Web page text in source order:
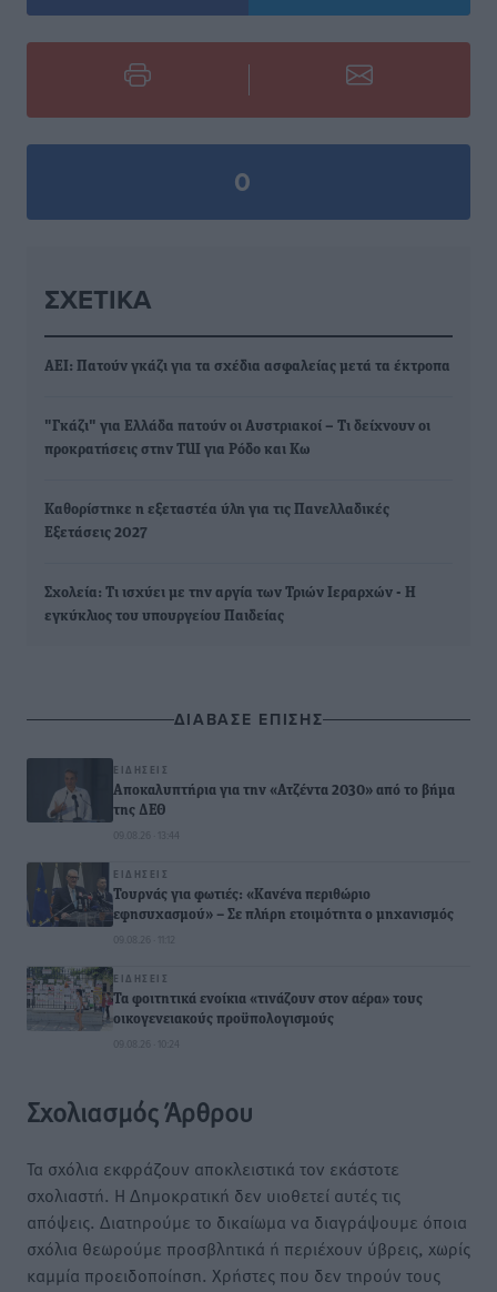
0
ΣΧΕΤΙΚΆ
ΑΕΙ: Πατούν γκάζι για τα σχέδια ασφαλείας μετά τα έκτροπα
"Γκάζι" για Ελλάδα πατούν οι Αυστριακοί – Τι δείχνουν οι
προκρατήσεις στην TUI για Ρόδο και Κω
Καθορίστηκε η εξεταστέα ύλη για τις Πανελλαδικές
Εξετάσεις 2027
Σχολεία: Τι ισχύει με την αργία των Τριών Ιεραρχών - Η
εγκύκλιος του υπουργείου Παιδείας
ΔΙΑΒΑΣΕ ΕΠΙΣΗΣ
ΕΙΔΉΣΕΙΣ
Αποκαλυπτήρια για την «Ατζέντα 2030» από το βήμα
της ΔΕΘ
09.08.26 · 13:44
ΕΙΔΉΣΕΙΣ
Τουρνάς για φωτιές: «Κανένα περιθώριο
εφησυχασμού» – Σε πλήρη ετοιμότητα ο μηχανισμός
09.08.26 · 11:12
ΕΙΔΉΣΕΙΣ
Τα φοιτητικά ενοίκια «τινάζουν στον αέρα» τους
οικογενειακούς προϋπολογισμούς
09.08.26 · 10:24
Σχολιασμός Άρθρου
Τα σχόλια εκφράζουν αποκλειστικά τον εκάστοτε
σχολιαστή. Η Δημοκρατική δεν υιοθετεί αυτές τις
απόψεις. Διατηρούμε το δικαίωμα να διαγράψουμε όποια
σχόλια θεωρούμε προσβλητικά ή περιέχουν ύβρεις, χωρίς
καμμία προειδοποίηση. Χρήστες που δεν τηρούν τους